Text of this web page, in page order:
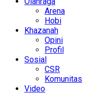
Arena
Hobi
Khazanah
Opini
Profil
Sosial
CSR
Komunitas
Video